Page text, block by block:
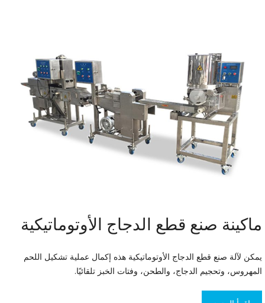
ماكينة صنع قطع الدجاج الأوتوماتيكية
يمكن لآلة صنع قطع الدجاج الأوتوماتيكية هذه إكمال عملية تشكيل اللحم
المهروس، وتحجيم الدجاج، والطحن، وفتات الخبز تلقائيًا.